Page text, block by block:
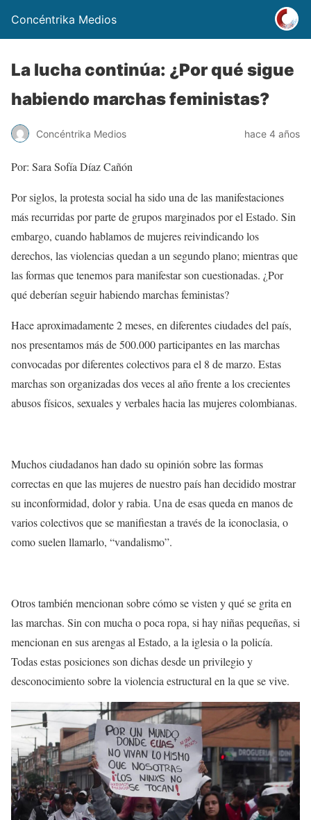
Concéntrika Medios
La lucha continúa: ¿Por qué sigue
habiendo marchas feministas?
Concéntrika Medios hace 4 años
Por: Sara Sofía Díaz Cañón
Por siglos, la protesta social ha sido una de las manifestaciones
más recurridas por parte de grupos marginados por el Estado. Sin
embargo, cuando hablamos de mujeres reivindicando los
derechos, las violencias quedan a un segundo plano; mientras que
las formas que tenemos para manifestar son cuestionadas. ¿Por
qué deberían seguir habiendo marchas feministas?
Hace aproximadamente 2 meses, en diferentes ciudades del país,
nos presentamos más de 500.000 participantes en lasmarchas
convocadaspor diferentes colectivos para el 8 de marzo. Estas
marchas son organizadas dos veces al año frente a los crecientes
abusos físicos, sexuales y verbales hacia las mujeres colombianas.
Muchos ciudadanos han dado su opinión sobre las formas
correctas en que las mujeres de nuestro país han decidido mostrar
su inconformidad, dolor y rabia. Una de esas queda en manos de
varios colectivos que se manifiestan a través de la iconoclasia, o
como suelen llamarlo, “vandalismo”.
Otros también mencionan sobrecómo se visten y qué se grita en
las marchas. Sin con mucha o poca ropa, si hay niñas pequeñas, si
mencionan en sus arengas al Estado, a la iglesia o la policía.
Todas estas posiciones son dichas desde un privilegio y
desconocimientosobre la violencia estructural en la que se vive.